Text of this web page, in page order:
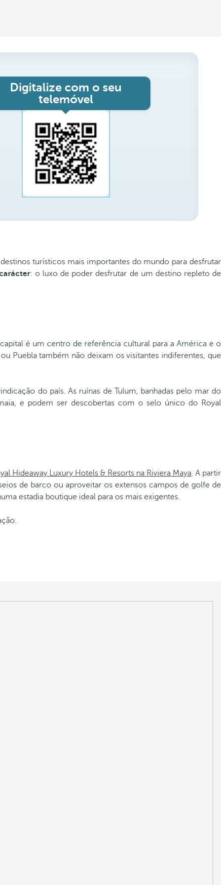
Digitalize com o seu
telemóvel
turísticos mais importantes do mundo para desfrutar
: o luxo de poder desfrutar de um destino repleto de
capital é um centro de referência cultural para a América e o
Puebla também não deixam os visitantes indiferentes, que
do país. As ruínas de Tulum, banhadas pelo mar do
e podem ser descobertas com o selo único do Royal
Hideaway Luxury Hotels & Resorts na Riviera Maya. A partir
de barco ou aproveitar os extensos campos de golfe de
estadia boutique ideal para os mais exigentes.